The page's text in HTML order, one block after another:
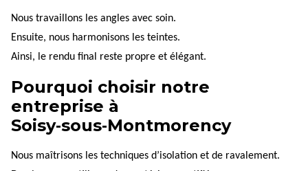
Nous travaillons les angles avec soin.
Ensuite, nous harmonisons les teintes.
Ainsi, le rendu final reste propre et élégant.
Pourquoi choisir notre
entreprise à
Soisy‑sous‑Montmorency
Nous maîtrisons les techniques d’isolation et de ravalement.